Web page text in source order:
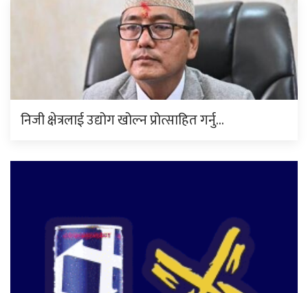
निजी क्षेत्रलाई उद्योग खोल्न प्रोत्साहित गर्नु…